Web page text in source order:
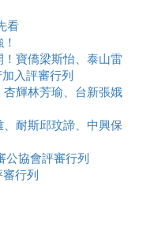
看
寶僑梁斯怡、泰山雷
入評審行列
輝林芳瑜、台新張娥
、耐斯邱玟諦、中興保
公協會評審行列
行列